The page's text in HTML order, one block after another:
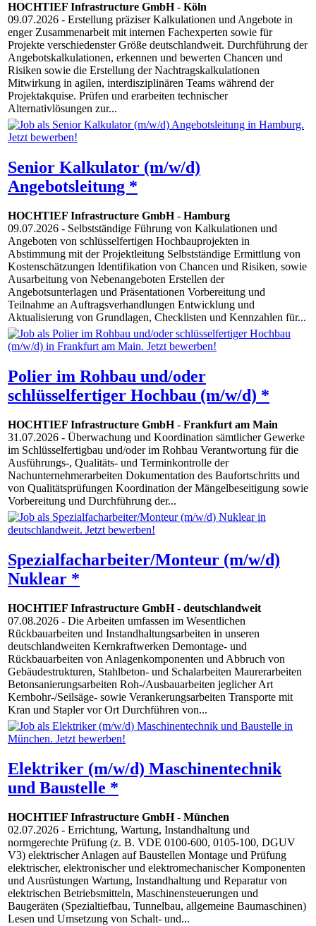
HOCHTIEF Infrastructure GmbH- Köln
09.07.2026 - Erstellung präziser Kalkulationen und Angebote in
enger Zusammenarbeit mit internen Fachexperten sowie für
Projekte verschiedenster Größe deutschlandweit. Durchführung der
Angebotskalkulationen, erkennen und bewerten Chancen und
Risiken sowie die Erstellung der Nachtragskalkulationen
Mitwirkung in agilen, interdisziplinären Teams während der
Projektakquise. Prüfen und erarbeiten technischer
Alternativlösungen zur...
Senior Kalkulator (m/w/d)
Angebotsleitung *
HOCHTIEF Infrastructure GmbH- Hamburg
09.07.2026 - Selbstständige Führung von Kalkulationen und
Angeboten von schlüsselfertigen Hochbauprojekten in
Abstimmung mit der Projektleitung Selbstständige Ermittlung von
Kostenschätzungen Identifikation von Chancen und Risiken, sowie
Ausarbeitung von Nebenangeboten Erstellen der
Angebotsunterlagen und Präsentationen Vorbereitung und
Teilnahme an Auftragsverhandlungen Entwicklung und
Aktualisierung von Grundlagen, Checklisten und Kennzahlen für...
Polier im Rohbau und/oder
schlüsselfertiger Hochbau (m/w/d) *
HOCHTIEF Infrastructure GmbH- Frankfurt am Main
31.07.2026 - Überwachung und Koordination sämtlicher Gewerke
im Schlüsselfertigbau und/oder im Rohbau Verantwortung für die
Ausführungs-, Qualitäts- und Terminkontrolle der
Nachunternehmerarbeiten Dokumentation des Baufortschritts und
von Qualitätsprüfungen Koordination der Mängelbeseitigung sowie
Vorbereitung und Durchführung der...
Spezialfacharbeiter/Monteur (m/w/d)
Nuklear *
HOCHTIEF Infrastructure GmbH- deutschlandweit
07.08.2026 - Die Arbeiten umfassen im Wesentlichen
Rückbauarbeiten und Instandhaltungsarbeiten in unseren
deutschlandweiten Kernkraftwerken Demontage- und
Rückbauarbeiten von Anlagenkomponenten und Abbruch von
Gebäudestrukturen, Stahlbeton- und Schalarbeiten Maurerarbeiten
Betonsanierungsarbeiten Roh-/Ausbauarbeiten jeglicher Art
Kernbohr-/Seilsäge- sowie Verankerungsarbeiten Transporte mit
Kran und Stapler vor Ort Durchführen von...
Elektriker (m/w/d) Maschinentechnik
und Baustelle *
HOCHTIEF Infrastructure GmbH- München
02.07.2026 - Errichtung, Wartung, Instandhaltung und
normgerechte Prüfung (z. B. VDE 0100-600, 0105-100, DGUV
V3) elektrischer Anlagen auf Baustellen Montage und Prüfung
elektrischer, elektronischer und elektromechanischer Komponenten
und Ausrüstungen Wartung, Instandhaltung und Reparatur von
elektrischen Betriebsmitteln, Maschinensteuerungen und
Baugeräten (Spezialtiefbau, Tunnelbau, allgemeine Baumaschinen)
Lesen und Umsetzung von Schalt- und...